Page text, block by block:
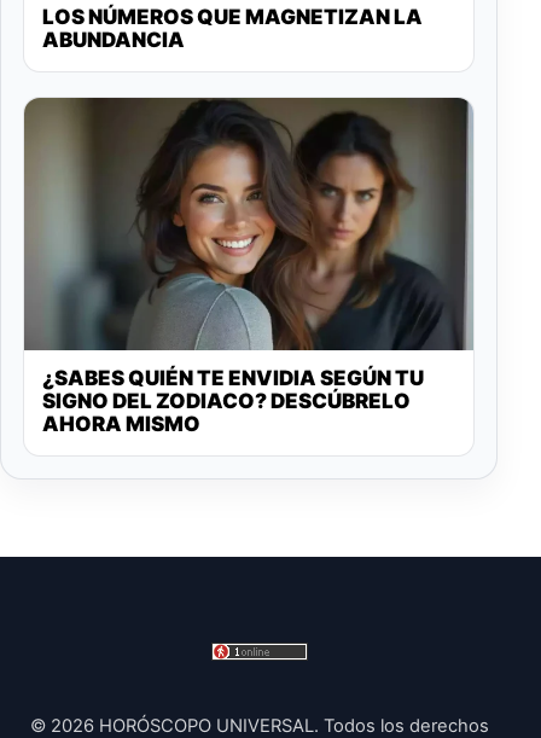
LOS NÚMEROS QUE MAGNETIZAN LA
ABUNDANCIA
¿SABES QUIÉN TE ENVIDIA SEGÚN TU
SIGNO DEL ZODIACO? DESCÚBRELO
AHORA MISMO
© 2026 HORÓSCOPO UNIVERSAL. Todos los derechos